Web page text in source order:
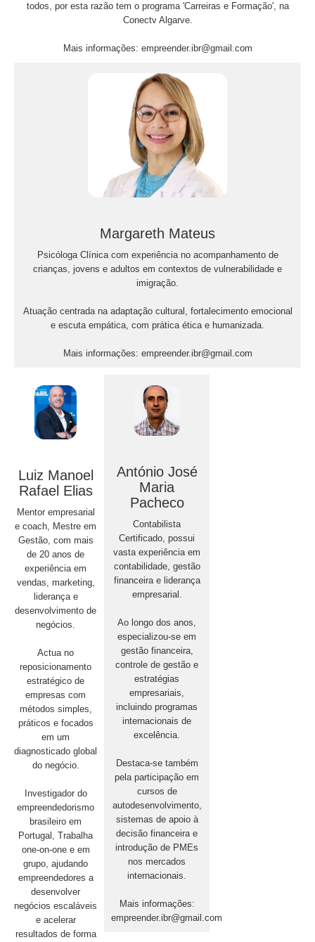
todos, por esta razão tem o programa 'Carreiras e Formação', na
Conectv Algarve.
Mais informações: empreender.ibr@gmail.com
Margareth Mateus
Psicóloga Clínica com experiência no acompanhamento de
crianças, jovens e adultos em contextos de vulnerabilidade e
imigração.
Atuação centrada na adaptação cultural, fortalecimento emocional
e escuta empática, com prática ética e humanizada.
Mais informações: empreender.ibr@gmail.com
Luiz Manoel
Rafael Elias
Mentor empresarial
e coach, Mestre em
Gestão, com mais
de 20 anos de
experiência em
vendas, marketing,
liderança e
desenvolvimento de
negócios.
Actua no
reposicionamento
estratégico de
empresas com
métodos simples,
práticos e focados
em um
diagnosticado global
do negócio.
Investigador do
empreendedorismo
brasileiro em
Portugal, Trabalha
one-on-one e em
grupo, ajudando
empreendedores a
desenvolver
negócios escaláveis
e acelerar
resultados de forma
António José
Maria
Pacheco
Contabilista
Certificado, possui
vasta experiência em
contabilidade, gestão
financeira e liderança
empresarial.
Ao longo dos anos,
especializou-se em
gestão financeira,
controle de gestão e
estratégias
empresariais,
incluindo programas
internacionais de
excelência.
Destaca-se também
pela participação em
cursos de
autodesenvolvimento,
sistemas de apoio à
decisão financeira e
introdução de PMEs
nos mercados
internacionais.
Mais informações:
empreender.ibr@gmail.com